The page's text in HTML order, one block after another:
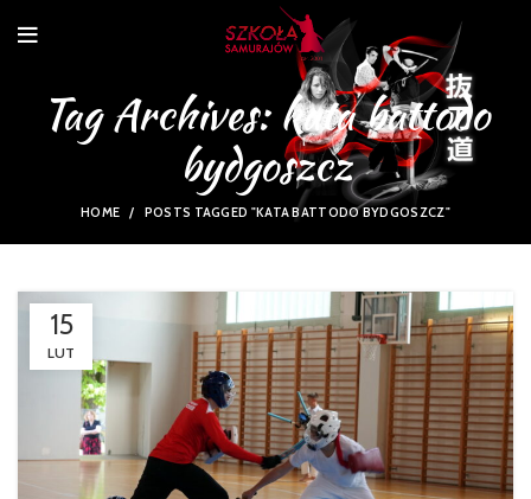
Tag Archives: kata battodo
bydgoszcz
HOME POSTS TAGGED "KATA BATTODO BYDGOSZCZ"
15
LUT